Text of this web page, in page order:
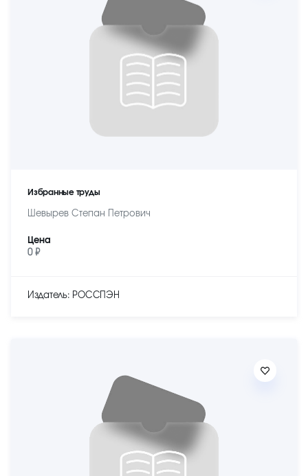
Избранные труды
Шевырев Степан Петрович
Цена
0 ₽
Издатель: РОССПЭН